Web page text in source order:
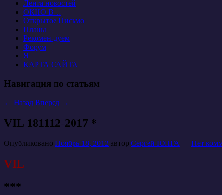
Лента новостей
ОКНО В…
Открытое Письмо
Планы
Рекомен-дуем
Форум
Я
КАРТА САЙТА
Навигация по статьям
← Назад Вперед →
VIL 181112-2017 *
Опубликовано Ноябрь 18, 2012 автор Сергей ЮНГА — Нет
VIL
***